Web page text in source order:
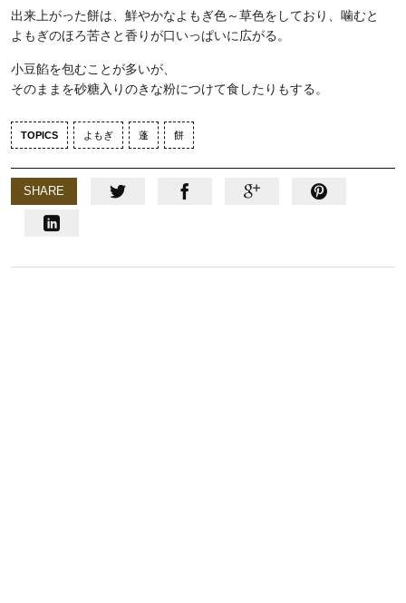
出来上がった餅は、鮮やかなよもぎ色～草色をしており、噛むと
よもぎのほろ苦さと香りが口いっぱいに広がる。
小豆餡を包むことが多いが、
そのままを砂糖入りのきな粉につけて食したりもする。
TOPICS よもぎ 蓬 餅
SHARE